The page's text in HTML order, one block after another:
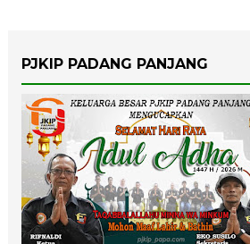
PJKIP PADANG PANJANG